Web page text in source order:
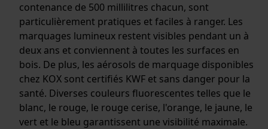
contenance de 500 millilitres chacun, sont
particulièrement pratiques et faciles à ranger. Les
marquages lumineux restent visibles pendant un à
deux ans et conviennent à toutes les surfaces en
bois. De plus, les aérosols de marquage disponibles
chez KOX sont certifiés KWF et sans danger pour la
santé. Diverses couleurs fluorescentes telles que le
blanc, le rouge, le rouge cerise, l'orange, le jaune, le
vert et le bleu garantissent une visibilité maximale.
Salutation personnelle
Géo-IP et détection des
utilisateurs
Vidéos YouTube
Prise de contact par chat